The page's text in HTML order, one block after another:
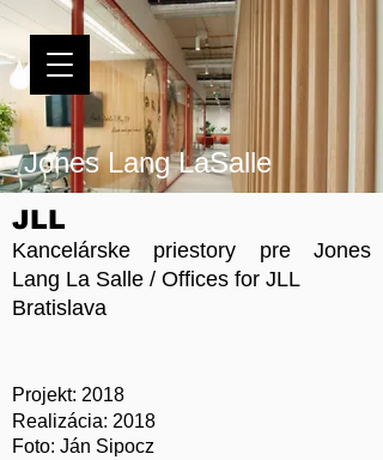
Jones Lang LaSalle
JLL
Kancelárske priestory pre Jones
Lang La Salle / Offices for JLL
Bratislava
Projekt: 2018
Realizácia: 2018
Foto: Ján Sipocz